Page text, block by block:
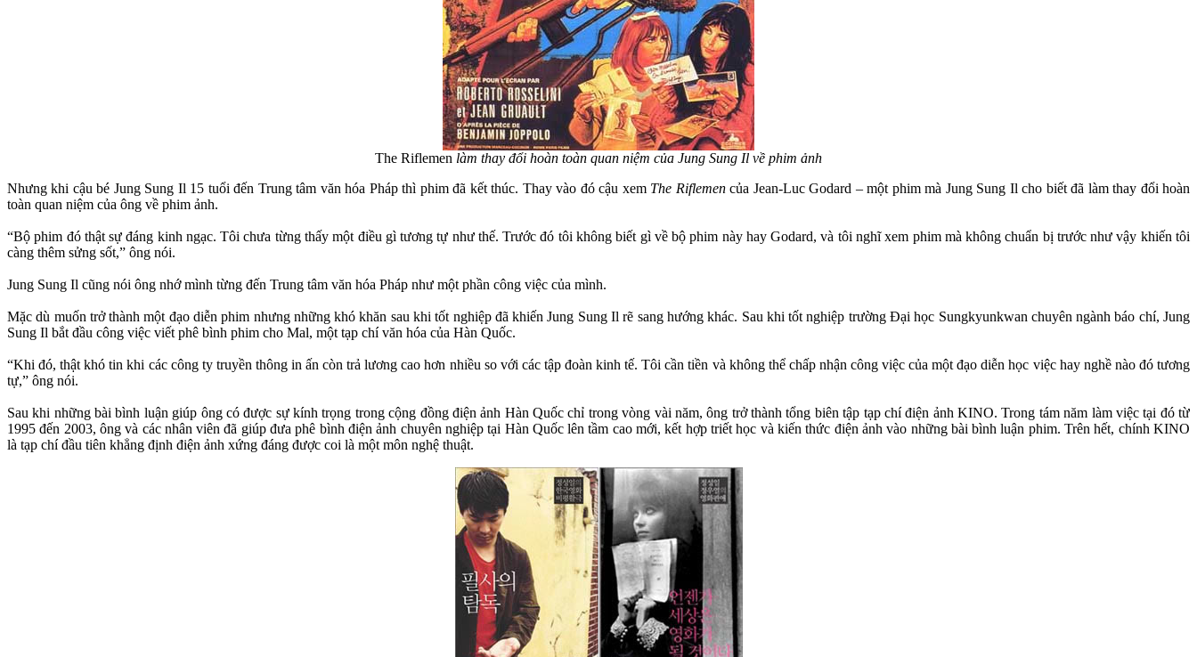
The Riflemen làm thay đổi hoàn toàn quan niệm của Jung Sung Il về phim ảnh
Nhưng khi cậu bé Jung Sung Il 15 tuổi đến Trung tâm văn hóa Pháp thì phim đã kết thúc. Thay vào đó cậu xem The Riflemencủa Jean-Luc Godard – một phim mà Jung Sung Il cho biết đã làm thay đổi hoàn
toàn quan niệm của ông về phim ảnh.
“Bộ phim đó thật sự đáng kinh ngạc. Tôi chưa từng thấy một điều gì tương tự như thế. Trước đó tôi không biết gì về bộ phim này hay Godard, và tôi nghĩ xem phim mà không chuẩn bị trước như vậy khiến tôi
càng thêm sửng sốt,” ông nói.
Jung Sung Il cũng nói ông nhớ mình từng đến Trung tâm văn hóa Pháp như một phần công việc của mình.
Mặc dù muốn trở thành một đạo diễn phim nhưng những khó khăn sau khi tốt nghiệp đã khiến Jung Sung Il rẽ sang hướng khác. Sau khi tốt nghiệp trường Đại học Sungkyunkwan chuyên ngành báo chí, Jung
Sung Il bắt đầu công việc viết phê bình phim cho Mal, một tạp chí văn hóa của Hàn Quốc.
“Khi đó, thật khó tin khi các công ty truyền thông in ấn còn trả lương cao hơn nhiều so với các tập đoàn kinh tế. Tôi cần tiền và không thể chấp nhận công việc của một đạo diễn học việc hay nghề nào đó tương
tự,” ông nói.
Sau khi những bài bình luận giúp ông có được sự kính trọng trong cộng đồng điện ảnh Hàn Quốc chỉ trong vòng vài năm, ông trở thành tổng biên tập tạp chí điện ảnh KINO. Trong tám năm làm việc tại đó từ
1995 đến 2003, ông và các nhân viên đã giúp đưa phê bình điện ảnh chuyên nghiệp tại Hàn Quốc lên tầm cao mới, kết hợp triết học và kiến thức điện ảnh vào những bài bình luận phim. Trên hết, chính KINO
là tạp chí đầu tiên khẳng định điện ảnh xứng đáng được coi là một môn nghệ thuật.